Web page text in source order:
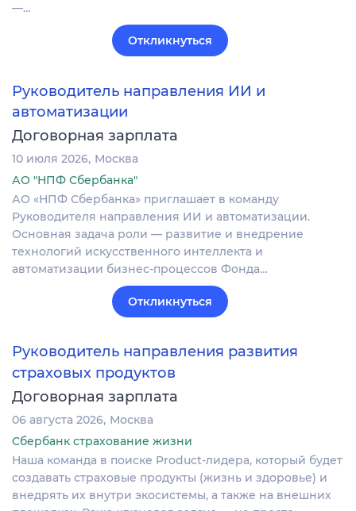
—…
Откликнуться
Руководитель направления ИИ и
автоматизации
Договорная зарплата
10 июля 2026 Москва
АО "НПФ Сбербанка"
АО «НПФ Сбербанка» приглашает в команду
Руководителя направления ИИ и автоматизации.
Основная задача роли — развитие и внедрение
технологий искусственного интеллекта и
автоматизации бизнес-процессов Фонда…
Откликнуться
Руководитель направления развития
страховых продуктов
Договорная зарплата
06 августа 2026 Москва
Сбербанк страхование жизни
Наша команда в поиске Product-лидера, который будет
создавать страховые продукты (жизнь и здоровье) и
внедрять их внутри экосистемы, а также на внешних